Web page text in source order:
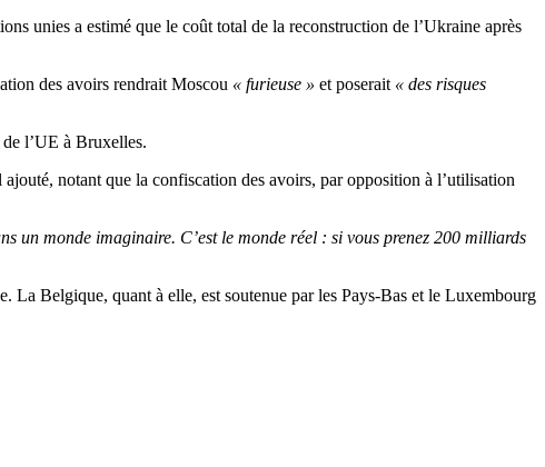
unies a estimé que le coût total de la reconstruction de l’Ukraine après
des avoirs rendrait Moscou « furieuse » et poserait « des risques
l’UE à Bruxelles.
ajouté, notant que la confiscation des avoirs, par opposition à l’utilisation
un monde imaginaire. C’est le monde réel : si vous prenez 200 milliards
La Belgique, quant à elle, est soutenue par les Pays-Bas et le Luxembourg